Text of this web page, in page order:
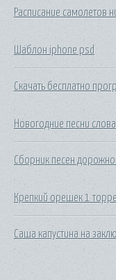
Расписание самолетов
Шаблон iphone psd
Скачать бесплатно
Новогодние песни
Сборник песен
Крепкий орешек 1
Саша капустина на